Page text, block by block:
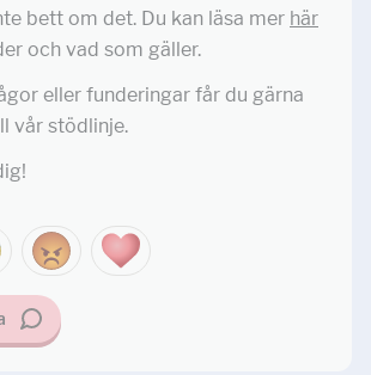
bett om det. Du kan läsa mer här
och vad som gäller.
eller funderingar får du gärna
vår stödlinje.